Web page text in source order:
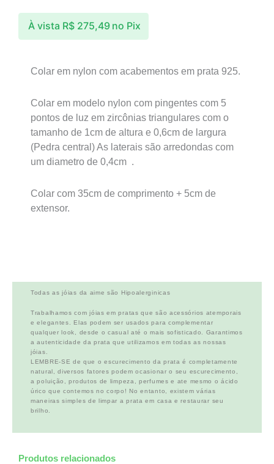
À vista R$275,49 no Pix
Colar em nylon com acabementos em prata 925.
Colar em modelo nylon com pingentes com 5
pontos de luz em zircônias triangulares com o
tamanho de 1cm de altura e 0,6cm de largura
(Pedra central) As laterais são arredondas com
um diametro de 0,4cm .
Colar com 35cm de comprimento + 5cm de
extensor.
Todas as jóias da aime são Hipoalerginicas
Trabalhamos com jóias em pratas que são acessórios atemporais
e elegantes. Elas podem ser usados para complementar
qualquer look, desde o casual até o mais sofisticado. Garantimos
a autenticidade da prata que utilizamos em todas as nossas
jóias.
LEMBRE-SE de que o escurecimento da prata é completamente
natural, diversos fatores podem ocasionar o seu escurecimento,
a poluição, produtos de limpeza, perfumes e ate mesmo o ácido
úrico que contemos no corpo! No entanto, existem várias
maneiras simples de limpar a prata em casa e restaurar seu
brilho.
Produtos relacionados